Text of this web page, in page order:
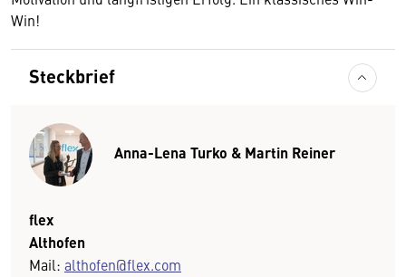
Win!
Steckbrief
Anna-Lena Turko & Martin Reiner
flex
Althofen
Mail: althofen@flex.com